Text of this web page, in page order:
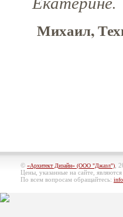
Михаил,
© «Архитект Дизайн» (ООО "Джазл") ,
Цены, указанные на сайте,
По всем вопросам обращайтесь: